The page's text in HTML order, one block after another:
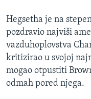
Hegsetha je na
pozdravio najviši
vazduhoplovstva
kritizirao u svojoj
mogao otpustiti
odmah pored njega.